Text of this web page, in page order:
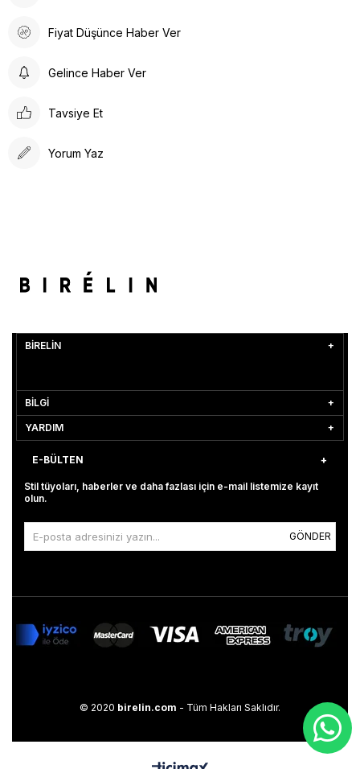
Fiyat Düşünce Haber Ver
Gelince Haber Ver
Tavsiye Et
Yorum Yaz
BİRELİN
BİLGİ
YARDIM
E-BÜLTEN
Stil tüyoları, haberler ve daha fazlası için e-mail listemize kayıt
olun.
GÖNDER
© 2020 birelin.com - Tüm Hakları Saklıdır.